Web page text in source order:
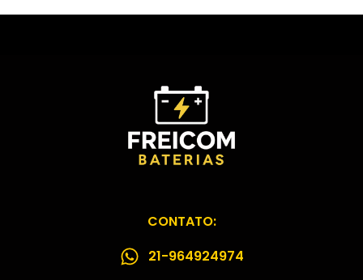
CONTATO:
21-964924974